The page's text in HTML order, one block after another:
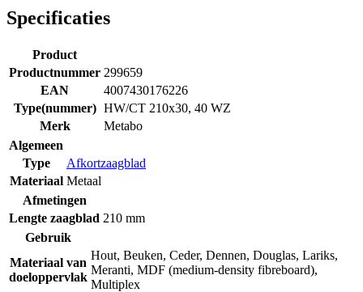
Specificaties
Product
Productnummer 299659
EAN
4007430176226
Type(nummer) HW/CT 210x30, 40 WZ
Merk
Metabo
Algemeen
Type
Afkortzaagblad
Materiaal Metaal
Afmetingen
Lengte zaagblad 210 mm
Gebruik
Materiaal van
doeloppervlak
Hout, Beuken, Ceder, Dennen, Douglas, Lariks,
Meranti, MDF (medium-density fibreboard),
Multiplex